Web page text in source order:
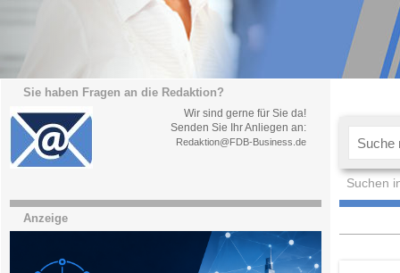
Sie haben Fragen an die Redaktion?
Wir sind gerne für Sie da!
Senden Sie Ihr Anliegen an:
Redaktion@FDB-Business.de
Suchen
Anzeige